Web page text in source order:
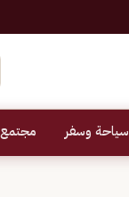
سياحة وسفر مجتمع